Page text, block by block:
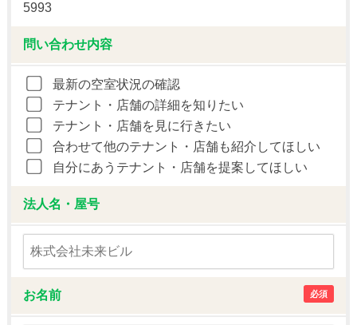
5993
問い合わせ内容
最新の空室状況の確認
テナント・店舗の詳細を知りたい
テナント・店舗を見に行きたい
合わせて他のテナント・店舗も紹介してほしい
自分にあうテナント・店舗を提案してほしい
法人名・屋号
お名前 必須